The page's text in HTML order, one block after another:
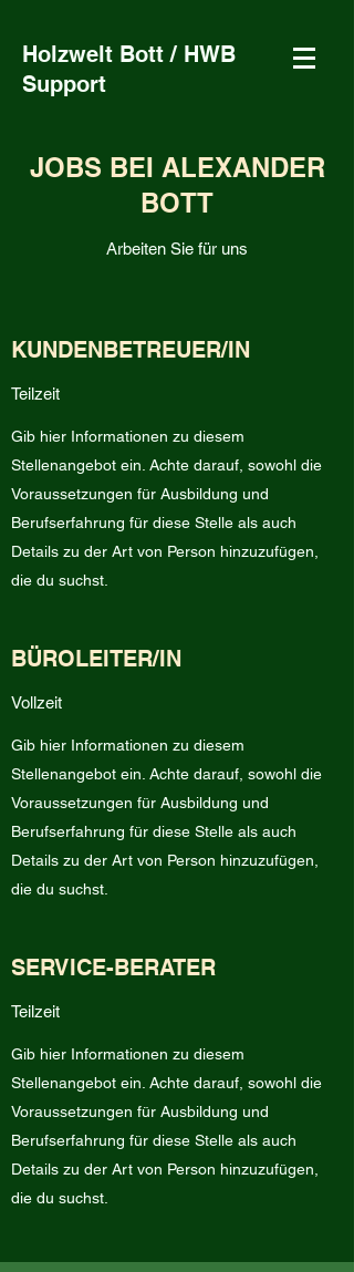
Holzwelt Bott / HWB
Support
JOBS BEI ALEXANDER
BOTT
Arbeiten Sie für uns
KUNDENBETREUER/IN
Teilzeit
Gib hier Informationen zu diesem
Stellenangebot ein. Achte darauf, sowohl die
Voraussetzungen für Ausbildung und
Berufserfahrung für diese Stelle als auch
Details zu der Art von Person hinzuzufügen,
die du suchst.
BÜROLEITER/IN
Vollzeit
Gib hier Informationen zu diesem
Stellenangebot ein. Achte darauf, sowohl die
Voraussetzungen für Ausbildung und
Berufserfahrung für diese Stelle als auch
Details zu der Art von Person hinzuzufügen,
die du suchst.
SERVICE-BERATER
Teilzeit
Gib hier Informationen zu diesem
Stellenangebot ein. Achte darauf, sowohl die
Voraussetzungen für Ausbildung und
Berufserfahrung für diese Stelle als auch
Details zu der Art von Person hinzuzufügen,
die du suchst.